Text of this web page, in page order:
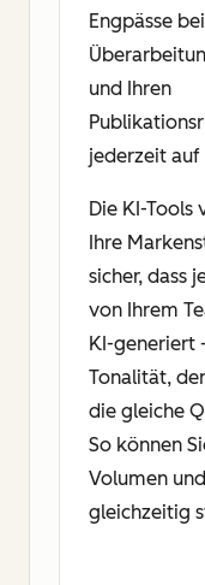
Engpässe
und Ihren
jederzeit auf
Die KI-Tools
Ihre
sicher, dass
von Ihrem
KI-generiert
Tonalität,
die gleiche
So können
Volumen
gleichzeitig